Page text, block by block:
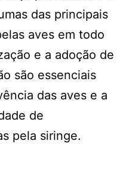
das principais
aves em todo
e a adoção de
são essenciais
das aves e a
de
pela siringe.